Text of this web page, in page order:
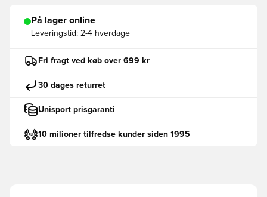
På lager online
Leveringstid: 2-4 hverdage
Fri fragt ved køb over 699 kr
30 dages returret
Unisport prisgaranti
10 milioner tilfredse kunder siden 1995